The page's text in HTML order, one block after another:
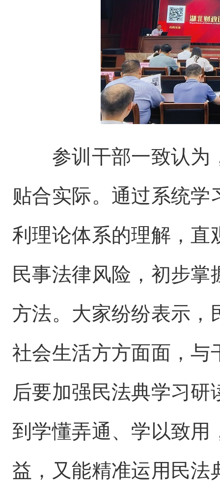
参训干部一致认为
贴合实际。通过系统
利理论体系的理解，直
民事法律风险，初步
方法。大家纷纷表示，
社会生活方方面面，与
后要加强民法典学习
到学懂弄通、学以致用
益，又能精准运用民法